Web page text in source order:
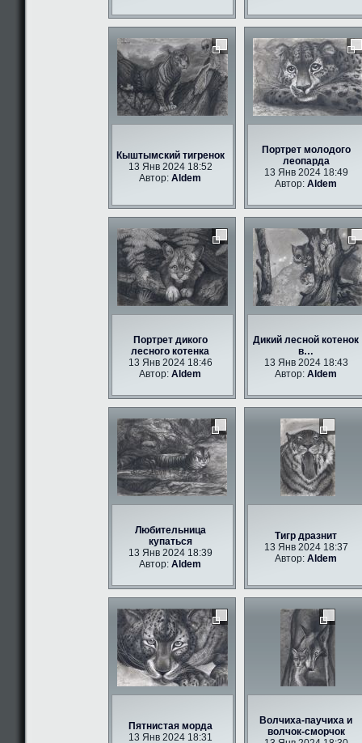
Кыштымский тигренок
13 Янв 2024 18:52
Автор:Aldem
Портрет молодого
леопарда
13 Янв 2024 18:49
Автор:Aldem
Портрет дикого
лесного котенка
13 Янв 2024 18:46
Автор:Aldem
Дикий лесной котенок
в…
13 Янв 2024 18:43
Автор:Aldem
Любительница
купаться
13 Янв 2024 18:39
Автор:Aldem
Тигр дразнит
13 Янв 2024 18:37
Автор:Aldem
Пятнистая морда
13 Янв 2024 18:31
Волчиха-паучиха и
волчок-сморчок